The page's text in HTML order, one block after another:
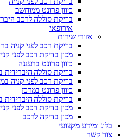
כיוון פרונט ממוחשב
אירופאי
אזורי שירות
בדיקת רכב לפני קניה
מכון בדיקת רכב לפני
כיוון פרונט ברעננה
בדיקת סוללה היברידית
בדיקת רכב לפני קניה
כיוון פרונט במרכז
בדיקת סוללה היברידית
מכון בדיקת רכב לפני
מכון בדיקה לרכב
בלוג ומידע מקצועי
צור קשר